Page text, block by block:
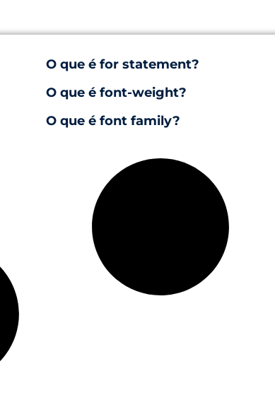
O que é for statement?
O que é font-weight?
O que é font family?